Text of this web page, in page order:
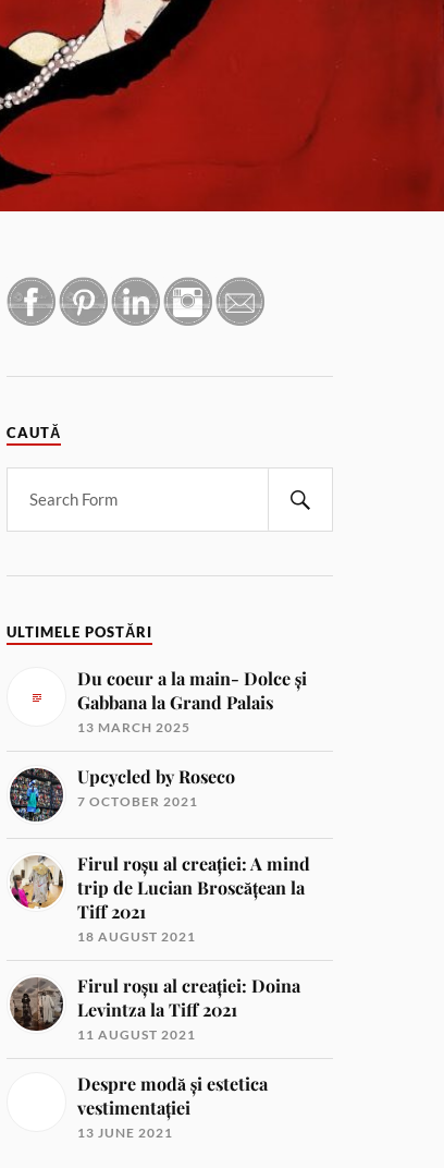
CAUTĂ
ULTIMELE POSTĂRI
Du coeur a la main- Dolce și
Gabbana la Grand Palais
13 MARCH 2025
Upcycled by Roseco
7 OCTOBER 2021
Firul roșu al creației: A mind
trip de Lucian Broscățean la
Tiff 2021
18 AUGUST 2021
Firul roșu al creației: Doina
Levintza la Tiff 2021
11 AUGUST 2021
Despre modă și estetica
vestimentației
13 JUNE 2021